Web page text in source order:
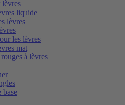
lèvres
liquide
lèvres
les lèvres
mat
à lèvres
base